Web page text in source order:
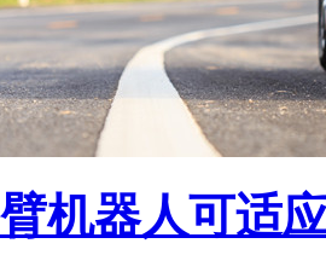
机器人可适